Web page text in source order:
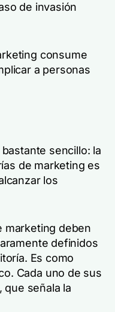
de invasión
consume
a personas
sencillo: la
de marketing es
los
marketing deben
definidos
Es como
Cada uno de sus
que señala la